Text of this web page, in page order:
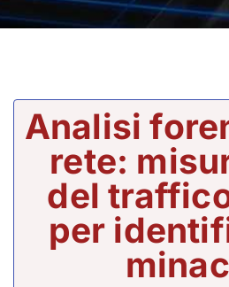
Analisi
rete:
del
per